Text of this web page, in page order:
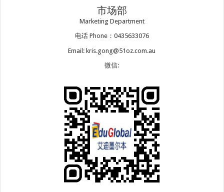
市场部
Marketing Department
电话 Phone：0435633076
Email: kris.gong@51oz.com.au
微信: